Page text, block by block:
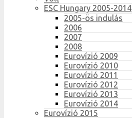
ESC Hungary 2005-2014
2005-ös indulás
2006
2007
2008
Eurovízió 2009
Eurovízió 2010
Eurovízió 2011
Eurovízió 2012
Eurovízió 2013
Eurovízió 2014
Eurovízió 2015